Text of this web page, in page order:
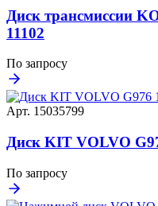
Диск трансмиссии
11102
По запросу
Арт. 15035799
Диск KIT VOLVO
По запросу